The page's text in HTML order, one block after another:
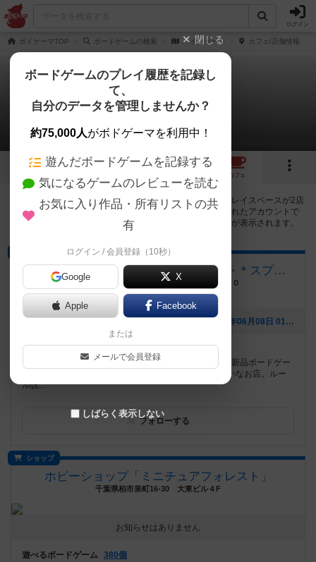
ログイン
ボドゲーマTOP ボードゲームの検索 ハイ・ボーン カフェ/店舗情報
ハイ・ボーン
2店のカフェ/スペースが提供中
1
カフェ
ハイ・ボーンで遊ぶことができるボードゲームカフェ・プレイスペースが2店
登録されています。公開プロフィールの都道府県が設定されたアカウントで
ログインすると、同じ都道府県内の店舗に絞り込むボタンが表示されます。
ボードゲームカフェ
ボードゲームカフェ&ショップ-デザート＊スプーン(デザスプ)
大阪府大阪市阿倍野区阪南町１丁目５３ー２０
[NEW] 第542回 水曜ボードゲーム会@デザスプ（2020年06月08日 01時35分）
遊べるボードゲーム
世界のボードゲーム800種以上が遊べる古民家カフェ。新品ボードゲー
ム販売もあります！ 初心者が初めて行くのに持ってこいなお店。ルー
ル説...
フォローする
ショップ
ホビーショップ「ミニチュアフォレスト」
千葉県柏市泉町16-30 大東ビル４F
お知らせはありません
遊べるボードゲーム 380個
閉じる
ボードゲームのプレイ履歴を記録し
て、
自分のデータを管理しませんか？
約75,000人がボドゲーマを利用中！
遊んだボードゲームを記録する
気になるゲームのレビューを読む
お気に入り作品・所有リストの共
有
ログイン / 会員登録（10秒）
Google X
Apple Facebook
または
メールで会員登録
しばらく表示しない